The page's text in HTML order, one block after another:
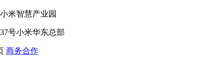
米智慧产业园
号小米华东总部
商务合作